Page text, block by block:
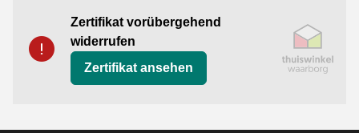
Zertifikat vorübergehend
widerrufen
Zertifikat ansehen